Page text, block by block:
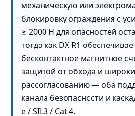
механическую или
блокировку ограждения с
≥ 2000 Н для опасностей
тогда как DX-R1
бесконтактное магнитное
защитой от обхода и
рассогласованию — оба
канала безопасности и
e / SIL3 / Cat.4.